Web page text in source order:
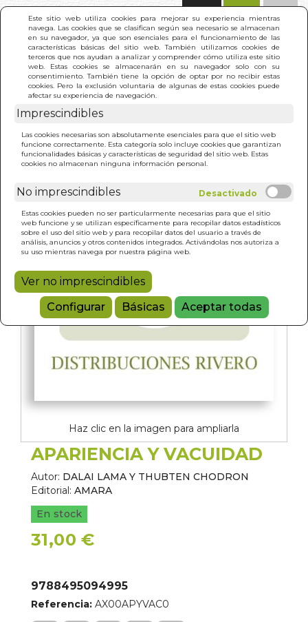
Este sitio web utiliza cookies para mejorar su experiencia mientras
navega. Las cookies que se clasifican según sea necesario se almacenan
en su navegador, ya que son esenciales para el funcionamiento de las
características básicas del sitio web. También utilizamos cookies de
terceros que nos ayudan a analizar y comprender cómo utiliza este sitio
web. Estas cookies se almacenarán en su navegador solo con su
consentimiento. También tiene la opción de optar por no recibir estas
cookies. Pero la exclusión voluntaria de algunas de estas cookies puede
afectar su experiencia de navegación.
Imprescindibles
Las cookies necesarias son absolutamente esenciales para que el sitio web
funcione correctamente. Esta categoría solo incluye cookies que garantizan
funcionalidades básicas y características de seguridad del sitio web. Estas
cookies no almacenan ninguna información personal.
No imprescindibles
Estas cookies pueden no ser particularmente necesarias para que el sitio
web funcione y se utilizan específicamente para recopilar datos estadísticos
sobre el uso del sitio web y para recopilar datos del usuario a través de
análisis, anuncios y otros contenidos integrados. Activándolas nos autoriza a
su uso mientras navega por nuestra página web.
Ver no imprescindibles
Configurar
Básicas Aceptar todas
INICIO > APARIENCIA Y VACUIDAD
Haz clic en la imagen para ampliarla
APARIENCIA Y VACUIDAD
Autor: DALAI LAMA Y THUBTEN CHODRON
Editorial: AMARA
En stock
31,00 €
9788495094995
Referencia: AX00APYVAC0